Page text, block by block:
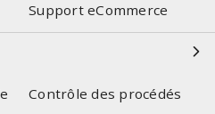
Support eCommerce
Contrôle des procédés